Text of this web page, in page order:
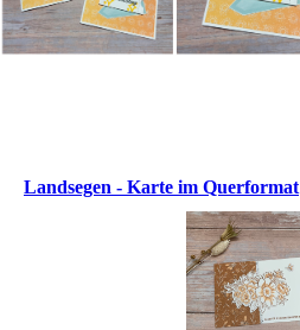
Landsegen - Karte im Querformat